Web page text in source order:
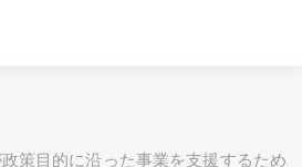
策目的に沿った事業を支援するため